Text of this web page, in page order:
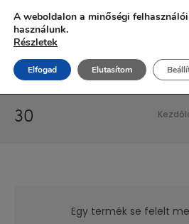
Ingyenes szállítás
30
Egy termék se felelt
A weboldalon a minőségi
használunk.
Részletek
Elfogad Elutasítom